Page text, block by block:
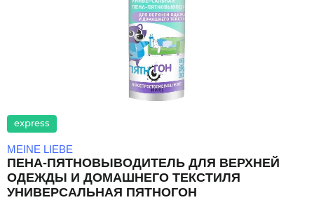
express
MEINE LIEBE
ПЕНА-ПЯТНОВЫВОДИТЕЛЬ ДЛЯ ВЕРХНЕЙ
ОДЕЖДЫ И ДОМАШНЕГО ТЕКСТИЛЯ
УНИВЕРСАЛЬНАЯ ПЯТНОГОН